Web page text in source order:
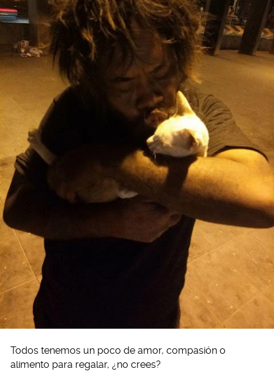
Todos tenemos un poco de amor, compasión o
alimento para regalar, ¿no crees?